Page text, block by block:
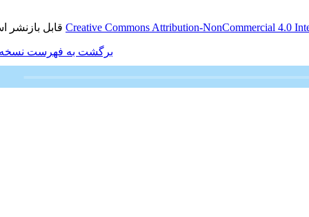
Creative Commonsقابل بازنشر است.
برگشت به فهرست نسخه ها